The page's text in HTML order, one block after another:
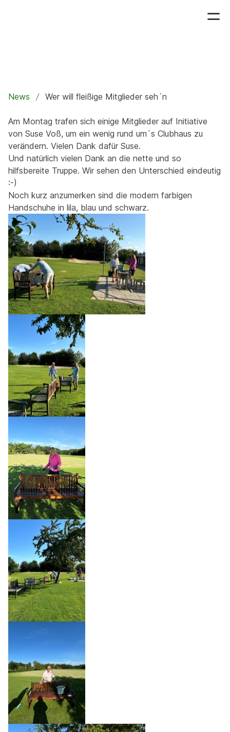
News Wer will fleißige Mitglieder seh´n
Am Montag trafen sich einige Mitglieder auf Initiative
von Suse Voß, um ein wenig rund um´s Clubhaus zu
verändern. Vielen Dank dafür Suse.
Und natürlich vielen Dank an die nette und so
hilfsbereite Truppe. Wir sehen den Unterschied eindeutig
:-)
Noch kurz anzumerken sind die modern farbigen
Handschuhe in lila, blau und schwarz.